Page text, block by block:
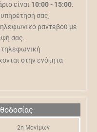
είναι 10:00 - 15:00.
σας,
ραντεβού με
σας.
τηλεφωνική
στην ενότητα
2η Μονίμων